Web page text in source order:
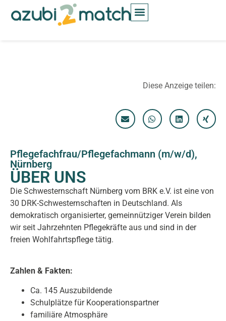
springen
Diese Anzeige teilen:
Pflegefachfrau/Pflegefachmann (m/w/d),
Nürnberg
ÜBER UNS
Die Schwesternschaft Nürnberg vom BRK e.V. ist eine von
30 DRK-Schwesternschaften in Deutschland. Als
demokratisch organisierter, gemeinnütziger Verein bilden
wir seit Jahrzehnten Pflegekräfte aus und sind in der
freien Wohlfahrtspflege tätig.
Zahlen & Fakten:
Ca. 145 Auszubildende
Schulplätze für Kooperationspartner
familiäre Atmosphäre